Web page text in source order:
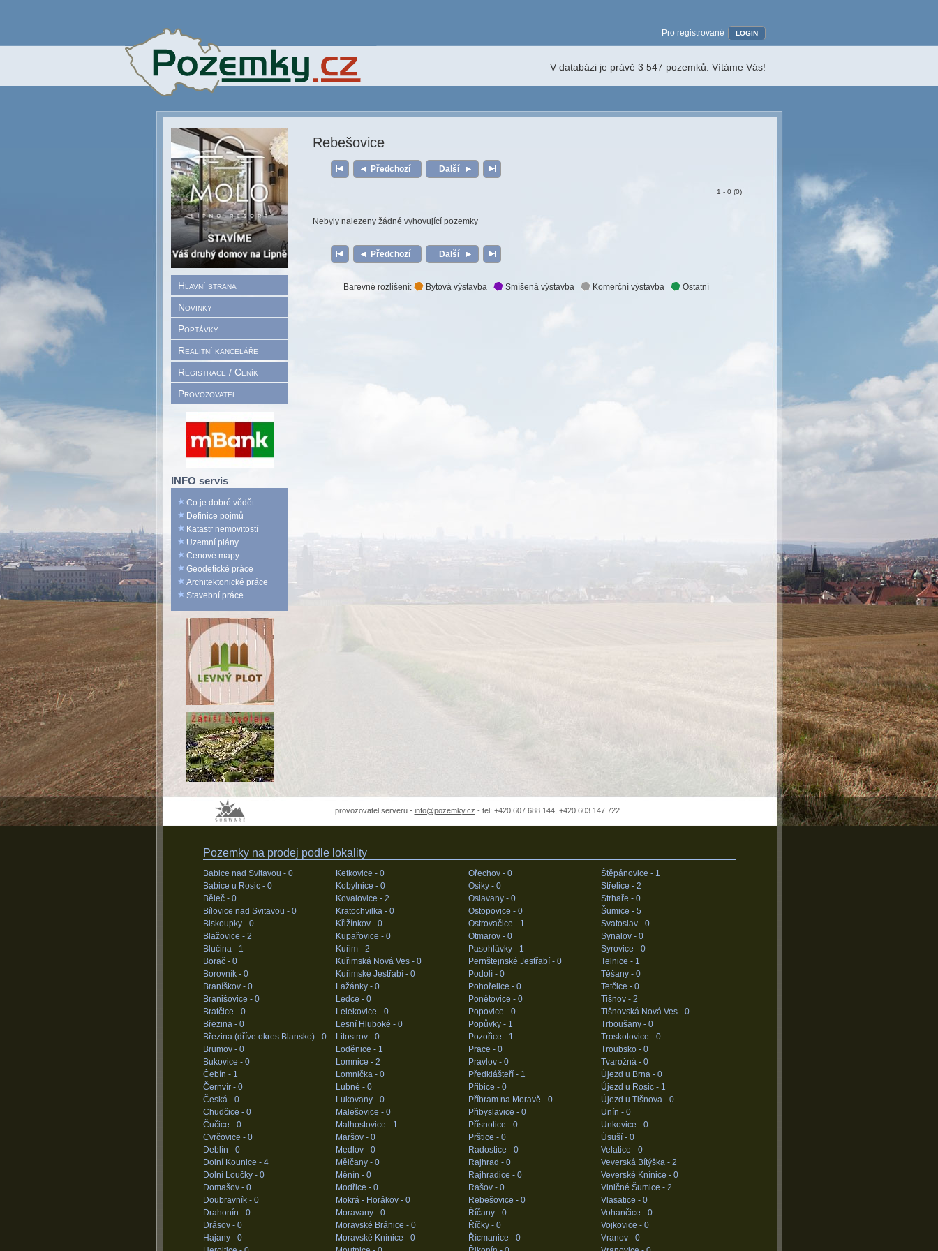
Hlavní strana
Novinky
Poptávky
Realitní kanceláře
Registrace / Ceník
Provozovatel
INFO servis
Co je dobré vědět
Definice pojmů
Katastr nemovitostí
Územní plány
Cenové mapy
Geodetické práce
Architektonické práce
Stavební práce
Pro registrované LOGIN
V databázi je právě 3 547 pozemků. Vítáme Vás!
Rebešovice
Předchozí Další
1 - 0 (0)
Nebyly nalezeny žádné vyhovující pozemky
Předchozí Další
Barevné rozlišení: Bytová výstavba Smíšená výstavba Komerční výstavba Ostatní
provozovatel serveru - info@pozemky.cz - tel: +420 607 688 144, +420 603 147 722
Pozemky na prodej podle lokality
Babice nad Svitavou - 0
Babice u Rosic - 0
Běleč - 0
Bílovice nad Svitavou - 0
Biskoupky - 0
Blažovice - 2
Blučina - 1
Borač - 0
Borovník - 0
Braníškov - 0
Branišovice - 0
Bratčice - 0
Březina - 0
Březina (dříve okres Blansko) - 0
Brumov - 0
Bukovice - 0
Čebín - 1
Černvír - 0
Česká - 0
Chudčice - 0
Čučice - 0
Cvrčovice - 0
Deblín - 0
Dolní Kounice - 4
Dolní Loučky - 0
Domašov - 0
Doubravník - 0
Drahonín - 0
Drásov - 0
Hajany - 0
Ketkovice - 0
Kobylnice - 0
Kovalovice - 2
Kratochvilka - 0
Křižínkov - 0
Kupařovice - 0
Kuřim - 2
Kuřimská Nová Ves - 0
Kuřimské Jestřabí - 0
Lažánky - 0
Ledce - 0
Lelekovice - 0
Lesní Hluboké - 0
Litostrov - 0
Loděnice - 1
Lomnice - 2
Lomnička - 0
Lubné - 0
Lukovany - 0
Malešovice - 0
Malhostovice - 1
Maršov - 0
Medlov - 0
Mělčany - 0
Měnín - 0
Modřice - 0
Mokrá - Horákov - 0
Moravany - 0
Moravské Bránice - 0
Moravské Knínice - 0
Ořechov - 0
Osiky - 0
Oslavany - 0
Ostopovice - 0
Ostrovačice - 1
Otmarov - 0
Pasohlávky - 1
Pernštejnské Jestřabí - 0
Podolí - 0
Pohořelice - 0
Ponětovice - 0
Popovice - 0
Popůvky - 1
Pozořice - 1
Prace - 0
Pravlov - 0
Předklášteří - 1
Přibice - 0
Příbram na Moravě - 0
Přibyslavice - 0
Přísnotice - 0
Prštice - 0
Radostice - 0
Rajhrad - 0
Rajhradice - 0
Rašov - 0
Rebešovice - 0
Říčany - 0
Říčky - 0
Řícmanice - 0
Štěpánovice - 1
Střelice - 2
Strhaře - 0
Šumice - 5
Svatoslav - 0
Synalov - 0
Syrovice - 0
Telnice - 1
Těšany - 0
Tetčice - 0
Tišnov - 2
Tišnovská Nová Ves - 0
Trboušany - 0
Troskotovice - 0
Troubsko - 0
Tvarožná - 0
Újezd u Brna - 0
Újezd u Rosic - 1
Újezd u Tišnova - 0
Unín - 0
Unkovice - 0
Úsuší - 0
Velatice - 0
Veverská Bítýška - 2
Veverské Knínice - 0
Viničné Šumice - 2
Vlasatice - 0
Vohančice - 0
Vojkovice - 0
Vranov - 0